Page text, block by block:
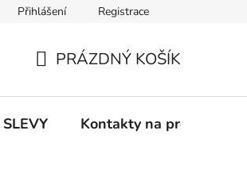
k on-line platbám Odstoupení od
Přihlášení Registrace
KOŠÍK
PRÁZDNÝ KOŠÍK
SLEVY Kontakty na prodejny